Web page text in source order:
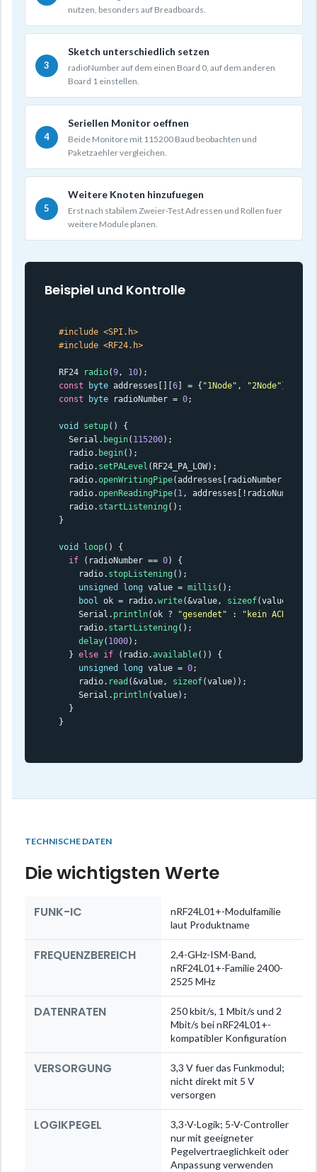
nutzen, besonders auf Breadboards.
Sketch unterschiedlich setzen
radioNumber auf dem einen Board 0, auf dem anderen
Board 1 einstellen.
Seriellen Monitor oeffnen
Beide Monitore mit 115200 Baud beobachten und
Paketzaehler vergleichen.
Weitere Knoten hinzufuegen
Erst nach stabilem Zweier-Test Adressen und Rollen fuer
weitere Module planen.
Beispiel und Kontrolle
#include <SPI.h>
#include <RF24.h>
RF24 radio(9, 10
const
byte addresses[][ 6 ] = { "1Node" , "2Node"
const
byte radioNumber = 0;
void setup() {
  Serial.
begin( 115200);
  radio.
begin();
  radio.
setPALevel (RF24_PA_LOW);
  radio.
openWritingPipe(addresses[radioNumber]);
  radio.
openReadingPipe( 1, addresses[!radioNumber]);
  radio.
startListening ();
}
void loop() {
if (radioNumber == 0) {
    radio.
stopListening ();
unsigned
long value = millis ();
bool ok = radio.write(&value, sizeof(value));
    Serial.
println(ok ? "gesendet" : "kein ACK"
    radio.
startListening ();
delay( 1000);
  }
else if (radio.available()) {
unsigned
long value = 0;
    radio.
read (&value, sizeof(value));
    Serial.
println(value);
  }
}
TECHNISCHE DATEN
Die wichtigsten Werte
FUNK-IC
nRF24L01+-Modulfamilie
laut Produktname
FREQUENZBEREICH
2,4-GHz-ISM-Band,
nRF24L01+-Familie 2400-
2525 MHz
DATENRATEN
250 kbit/s, 1 Mbit/s und 2
Mbit/s bei nRF24L01+-
kompatibler Konfiguration
VERSORGUNG
3,3 V fuer das Funkmodul;
nicht direkt mit 5 V
versorgen
LOGIKPEGEL
3,3-V-Logik; 5-V-Controller
nur mit geeigneter
Pegelvertraeglichkeit oder
Anpassung verwenden